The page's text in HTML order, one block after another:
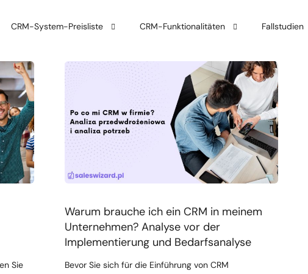
CRM-System-Preisliste
CRM-System-Einführung
CRM-Funktionalitäten
Verkauf
Integrationen
Kundendienst
Automatisierung
Fallstudien
Sie
Warum brauche ich ein CRM in meinem
Unternehmen? Analyse vor der
Implementierung und Bedarfsanalyse
Bevor Sie sich für die Einführung von CRM